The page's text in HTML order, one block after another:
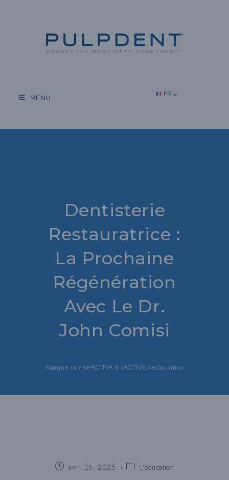
MENU FR
Dentisterie
Restauratrice :
La Prochaine
Régénération
Avec Le Dr.
John Comisi
Marqué commeACTIVA BioACTIVE,Restauration
Posteavril 25, 2025
Catégorie
L'éducation